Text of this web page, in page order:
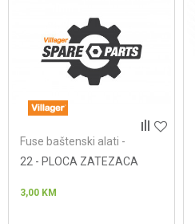
Fuse baštenski alati -
22 - PLOCA ZATEZACA
3,00 KM